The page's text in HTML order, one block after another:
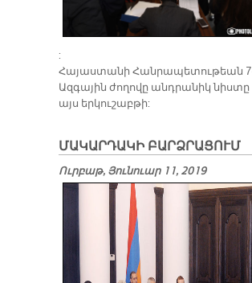
:
Հայաստանի Հանրապետութեան
Ազգային ժողովը անդրանիկ
այս երկուշաբթի:
ՄԱԿԱՐԴԱԿԻ ԲԱՐՁՐԱՑՈՒՄ
Ուրբաթ, Յունուար 11, 2019